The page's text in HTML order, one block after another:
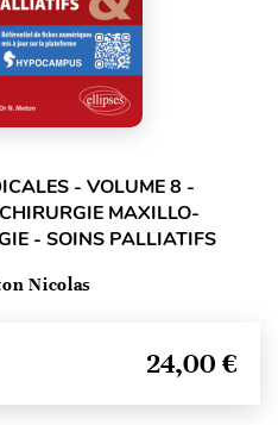
- VOLUME 8 -
MAXILLO-
- SOINS PALLIATIFS
Nicolas
24,00 €